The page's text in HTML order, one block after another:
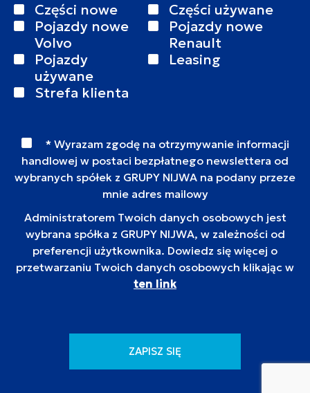
Części nowe
Części używane
Pojazdy nowe
Volvo
Pojazdy nowe
Renault
Pojazdy
używane
Leasing
Strefa klienta
* Wyrazam zgodę na otrzymywanie informacji
handlowej w postaci bezpłatnego newslettera od
wybranych spółek z GRUPY NIJWA na podany przeze
mnie adres mailowy
Administratorem Twoich danych osobowych jest
wybrana spółka z GRUPY NIJWA, w zależności od
preferencji użytkownika. Dowiedz się więcej o
przetwarzaniu Twoich danych osobowych klikając w
ten link